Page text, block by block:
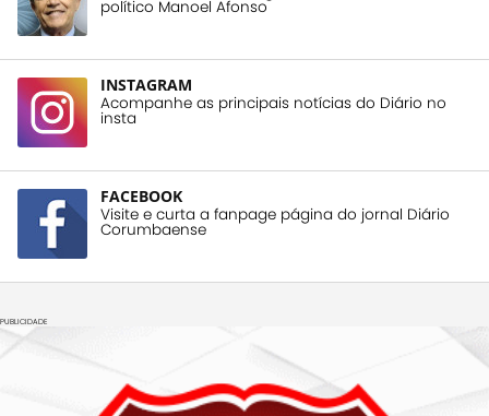
político Manoel Afonso
INSTAGRAM
Acompanhe as principais notícias do Diário no
insta
FACEBOOK
Visite e curta a fanpage página do jornal Diário
Corumbaense
PUBLICIDADE